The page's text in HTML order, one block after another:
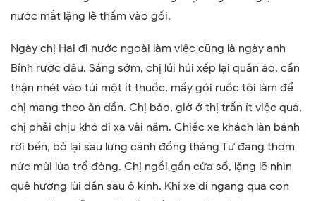
nước mắt lặng lẽ thấm vào gối.
Ngày chị Hai đi nước ngoài làm việc cũng là ngày anh
Bính rước dâu. Sáng sớm, chị lúi húi xếp lại quần áo, cẩn
thận nhét vào túi một ít thuốc, mấy gói ruốc tôi làm để
chị mang theo ăn dần. Chị bảo, giờ ở thị trấn ít việc quá,
chị phải chịu khó đi xa vài năm. Chiếc xe khách lăn bánh
rời bến, bỏ lại sau lưng cánh đồng tháng Tư đang thơm
nức mùi lúa trổ đòng. Chị ngồi gần cửa sổ, lặng lẽ nhìn
quê hương lùi dần sau ô kính. Khi xe đi ngang qua con